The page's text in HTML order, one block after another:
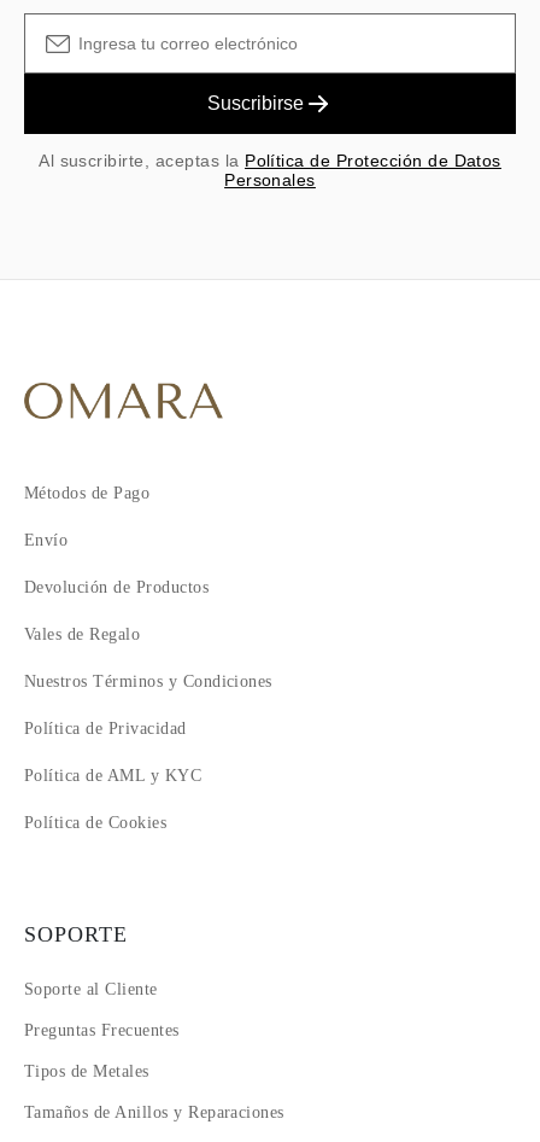
Suscribirse
Al suscribirte, aceptas la Política de Protección de Datos
Personales
Métodos de Pago
Envío
Devolución de Productos
Vales de Regalo
Nuestros Términos y Condiciones
Política de Privacidad
Política de AML y KYC
Política de Cookies
SOPORTE
Soporte al Cliente
Preguntas Frecuentes
Tipos de Metales
Tamaños de Anillos y Reparaciones